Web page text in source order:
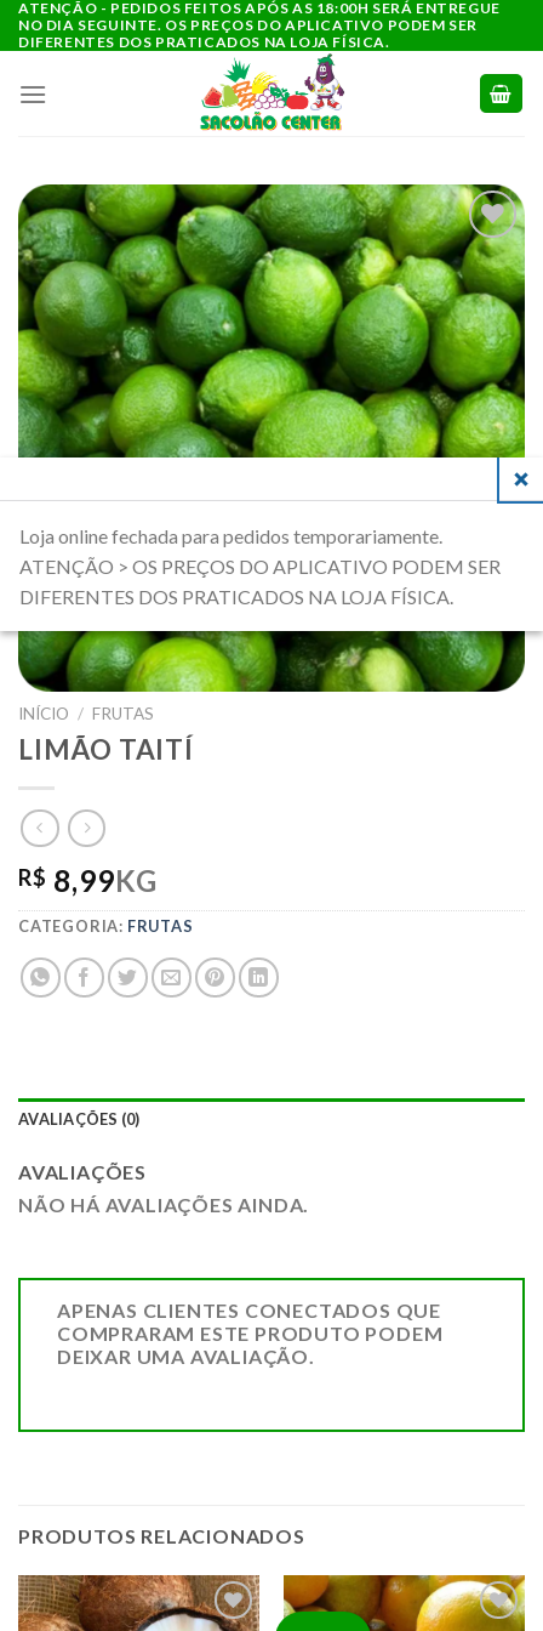
para
conteúdo
ATENÇÃO - PEDIDOS FEITOS APÓS AS 18:00H SERÁ ENTREGUE
NO DIA SEGUINTE. OS PREÇOS DO APLICATIVO PODEM SER
DIFERENTES DOS PRATICADOS NA LOJA FÍSICA.
ADICIONAR
A LISTA DE
COMPRAS
INÍCIO / FRUTAS
LIMÃO TAITÍ
R$ 8,99KG
CATEGORIA: FRUTAS
AVALIAÇÕES (0)
AVALIAÇÕES
NÃO HÁ AVALIAÇÕES AINDA.
APENAS CLIENTES CONECTADOS QUE
COMPRARAM ESTE PRODUTO PODEM
DEIXAR UMA AVALIAÇÃO.
PRODUTOS RELACIONADOS
Loja online fechada para pedidos temporariamente.
ATENÇÃO > OS PREÇOS DO APLICATIVO PODEM SER
DIFERENTES DOS PRATICADOS NA LOJA FÍSICA.